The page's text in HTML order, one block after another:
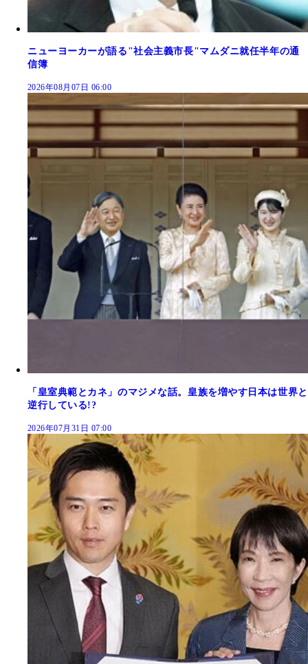
ニューヨーカーが語る"社会主義市長"マムダニ就任半年の通
信簿
2026年08月07日 06:00
「皇室典範とカネ」のマジメな話。皇族を増やす日本は世界と
逆行している!?
2026年07月31日 07:00